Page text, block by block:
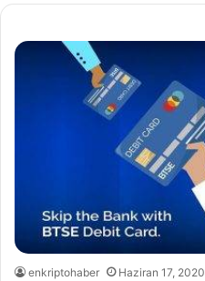
enkriptohaber Haziran 17, 2020